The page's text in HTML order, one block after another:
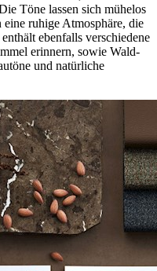
Töne lassen sich mühelos
ruhige Atmosphäre, die
ebenfalls verschiedene
erinnern, sowie Wald-
und natürliche